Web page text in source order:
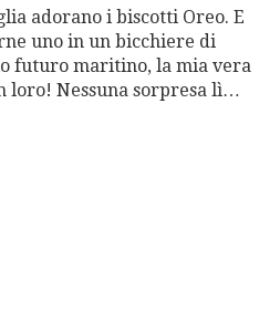
adorano i biscotti Oreo. E
uno in un bicchiere di
futuro maritino, la mia vera
loro! Nessuna sorpresa lì…